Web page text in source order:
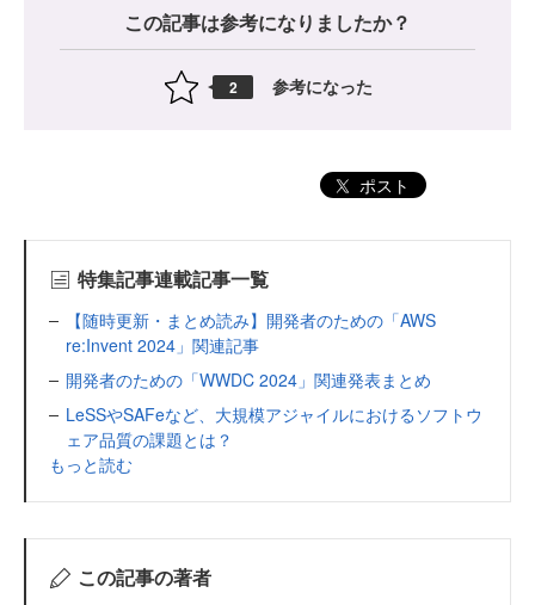
この記事は参考になりましたか？
2 参考になった
ポスト
特集記事連載記事一覧
【随時更新・まとめ読み】開発者のための「AWS
re:Invent 2024」関連記事
開発者のための「WWDC 2024」関連発表まとめ
LeSSやSAFeなど、大規模アジャイルにおけるソフトウ
ェア品質の課題とは？
もっと読む
この記事の著者